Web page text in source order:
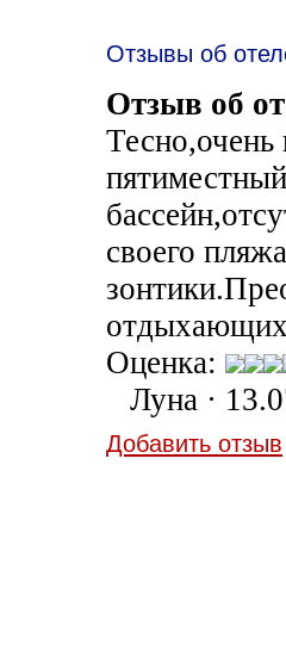
Отзывы об
Отзыв об
своего
Оценка:
Луна ·
Добавить отзыв